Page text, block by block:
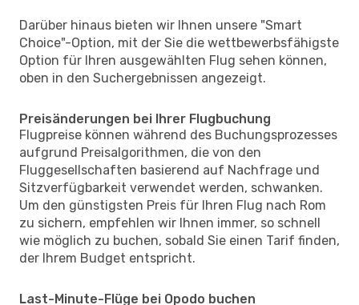
Darüber hinaus bieten wir Ihnen unsere "Smart
Choice"-Option, mit der Sie die wettbewerbsfähigste
Option für Ihren ausgewählten Flug sehen können,
oben in den Suchergebnissen angezeigt.
Preisänderungen bei Ihrer Flugbuchung
Flugpreise können während des Buchungsprozesses
aufgrund Preisalgorithmen, die von den
Fluggesellschaften basierend auf Nachfrage und
Sitzverfügbarkeit verwendet werden, schwanken.
Um den günstigsten Preis für Ihren Flug nach Rom
zu sichern, empfehlen wir Ihnen immer, so schnell
wie möglich zu buchen, sobald Sie einen Tarif finden,
der Ihrem Budget entspricht.
Last-Minute-Flüge bei Opodo buchen